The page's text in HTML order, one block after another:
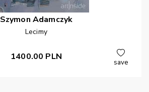
Szymon Adamczyk
Lecimy
1400.00 PLN
save